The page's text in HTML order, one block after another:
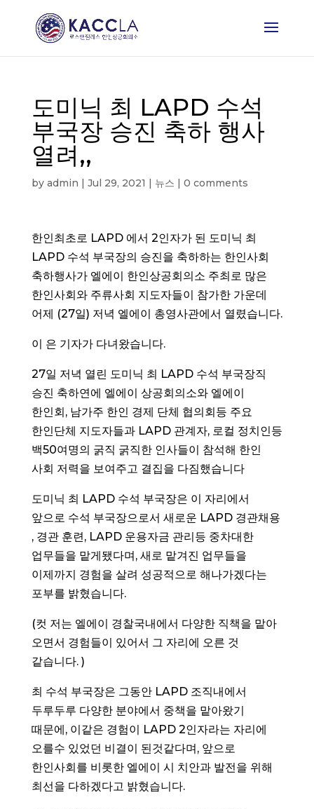
도미닉 최 LAPD 수석
부국장 승진 축하 행사
열려,,
by admin | Jul 29, 2021 | 뉴스 | 0 comments
한인최초로 LAPD 에서 2인자가 된 도미닉 최
LAPD 수석 부국장의 승진을 축하하는 한인사회
축하행사가 엘에이 한인상공회의소 주최로 많은
한인사회와 주류사회 지도자들이 참가한 가운데
어제 (27일) 저녁 엘에이 총영사관에서 열렸습니다.
이 은 기자가 다녀왔습니다.
27일 저녁 열린 도미닉 최 LAPD 수석 부국장직
승진 축하연에 엘에이 상공회의소와 엘에이
한인회, 남가주 한인 경제 단체 협의회등 주요
한인단체 지도자들과 LAPD 관계자, 로컬 정치인등
백50여명의 굵직 굵직한 인사들이 참석해 한인
사회 저력을 보여주고 결집을 다짐했습니다
도미닉 최 LAPD 수석 부국장은 이 자리에서
앞으로 수석 부국장으로서 새로운 LAPD 경관채용
, 경관 훈련, LAPD 운용자금 관리등 중차대한
업무들을 맡게됐다며, 새로 맡겨진 업무들을
이제까지 경험을 살려 성공적으로 해나가겠다는
포부를 밝혔습니다.
(컷 저는 엘에이 경찰국내에서 다양한 직책을 맡아
오면서 경험들이 있어서 그 자리에 오른 것
같습니다. )
최 수석 부국장은 그동안 LAPD 조직내에서
두루두루 다양한 분야에서 중책을 맡아왔기
때문에, 이같은 경험이 LAPD 2인자라는 자리에
오를수 있었던 비결이 된것같다며, 앞으로
한인사회를 비롯한 엘에이 시 치안과 발전을 위해
최선을 다하겠다고 밝혔습니다.